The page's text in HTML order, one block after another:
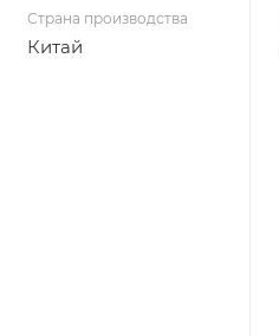
Страна производства
Китай